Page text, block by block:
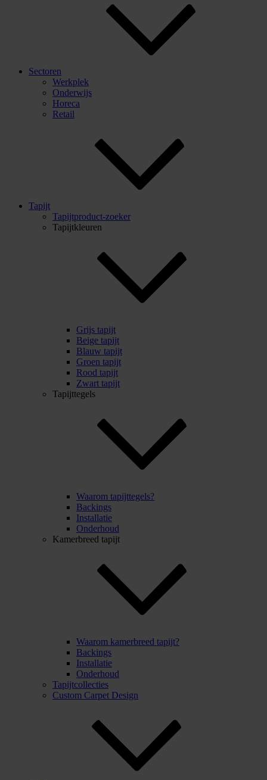
Sectoren
Werkplek
Onderwijs
Horeca
Retail
Tapijt
Tapijtproduct-zoeker
Tapijtkleuren
Grijs tapijt
Beige tapijt
Blauw tapijt
Groen tapijt
Rood tapijt
Zwart tapijt
Tapijttegels
Waarom tapijttegels?
Backings
Installatie
Onderhoud
Kamerbreed tapijt
Waarom kamerbreed tapijt?
Backings
Installatie
Onderhoud
Tapijtcollecties
Custom Carpet Design